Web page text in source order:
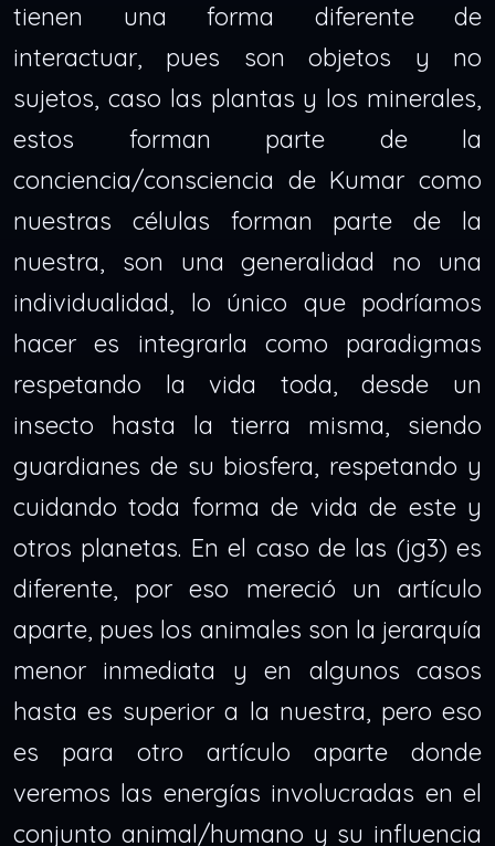
tienen una forma diferente de
interactuar, pues son objetos y no
sujetos, caso las plantas y los minerales,
estos forman parte de la
conciencia/consciencia de Kumar como
nuestras células forman parte de la
nuestra, son una generalidad no una
individualidad, lo único que podríamos
hacer es integrarla como paradigmas
respetando la vida toda, desde un
insecto hasta la tierra misma, siendo
guardianes de su biosfera, respetando y
cuidando toda forma de vida de este y
otros planetas. En el caso de las (jg3) es
diferente, por eso mereció un artículo
aparte, pues los animales son la jerarquía
menor inmediata y en algunos casos
hasta es superior a la nuestra, pero eso
es para otro artículo aparte donde
veremos las energías involucradas en el
conjunto animal/humano y su influencia